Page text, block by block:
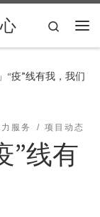
Search
“疫”线有我，我们
服务 项目动态
”线有